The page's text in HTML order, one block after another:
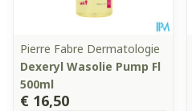
Pierre Fabre Dermatologie
Dexeryl Wasolie Pump Fl
500ml
€ 16,50